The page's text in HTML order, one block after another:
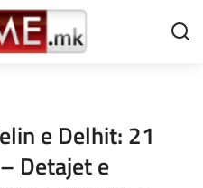
e Delhit: 21
Detajet e